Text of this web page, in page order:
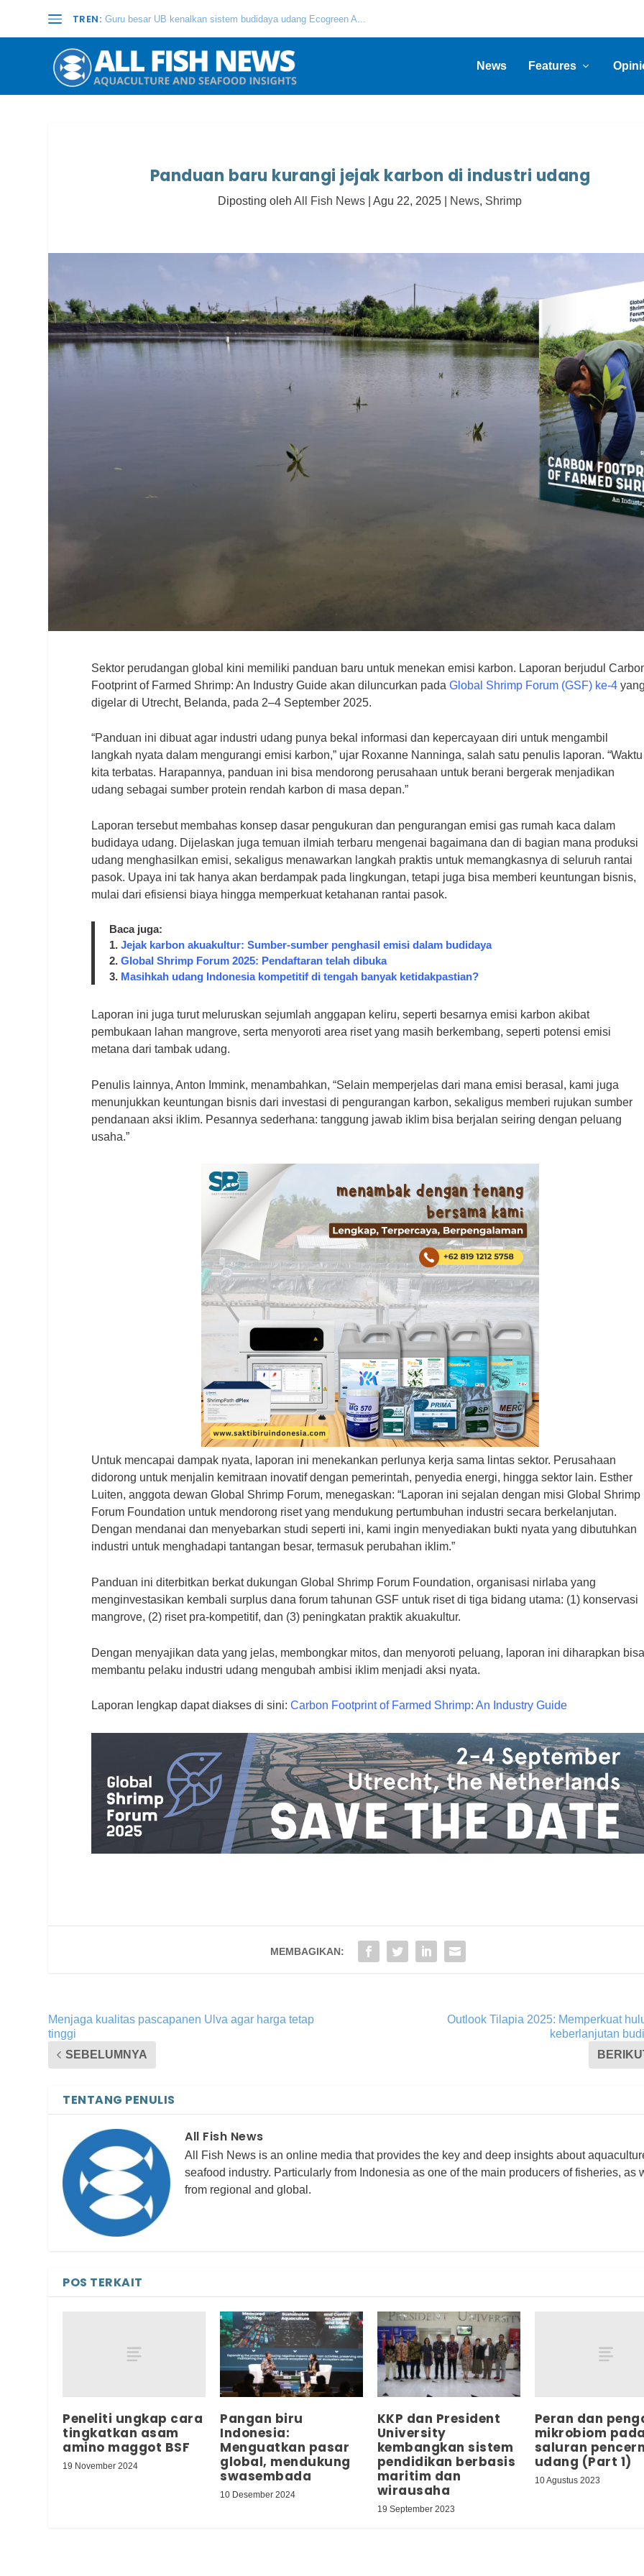
TREN: Guru besar UB kenalkan sistem budidaya udang Ecogreen A...
News Features
Panduan baru kurangi jejak karbon di industri udang
Diposting olehAll Fish News |Agu 22, 2025 News, Shrimp
Sektor perudangan global kini memiliki panduan baru untuk menekan emisi karbon. Laporan berjudul
Footprint of Farmed Shrimp: An Industry Guide akan diluncurkan padaGlobal Shrimp Forum (GSF) ke-4
digelar di Utrecht, Belanda, pada 2–4 September 2025.
“Panduan ini dibuat agar industri udang punya bekal informasi dan kepercayaan diri untuk mengambil
langkah nyata dalam mengurangi emisi karbon,” ujar Roxanne Nanninga, salah satu penulis laporan. “Waktu
kita terbatas. Harapannya, panduan ini bisa mendorong perusahaan untuk berani bergerak menjadikan
udang sebagai sumber protein rendah karbon di masa depan.”
Laporan tersebut membahas konsep dasar pengukuran dan pengurangan emisi gas rumah kaca dalam
budidaya udang. Dijelaskan juga temuan ilmiah terbaru mengenai bagaimana dan di bagian mana produksi
udang menghasilkan emisi, sekaligus menawarkan langkah praktis untuk memangkasnya di seluruh rantai
pasok. Upaya ini tak hanya akan berdampak pada lingkungan, tetapi juga bisa memberi keuntungan bisnis,
mulai dari efisiensi biaya hingga memperkuat ketahanan rantai pasok.
Baca juga:
1.Jejak karbon akuakultur: Sumber-sumber penghasil emisi dalam budidaya
2.Global Shrimp Forum 2025: Pendaftaran telah dibuka
3. Masihkah udang Indonesia kompetitif di tengah banyak ketidakpastian?
Laporan ini juga turut meluruskan sejumlah anggapan keliru, seperti besarnya emisi karbon akibat
pembukaan lahan mangrove, serta menyoroti area riset yang masih berkembang, seperti potensi emisi
metana dari tambak udang.
Penulis lainnya, Anton Immink, menambahkan, “Selain memperjelas dari mana emisi berasal, kami juga
menunjukkan keuntungan bisnis dari investasi di pengurangan karbon, sekaligus memberi rujukan sumber
pendanaan aksi iklim. Pesannya sederhana: tanggung jawab iklim bisa berjalan seiring dengan peluang
usaha.”
Untuk mencapai dampak nyata, laporan ini menekankan perlunya kerja sama lintas sektor. Perusahaan
didorong untuk menjalin kemitraan inovatif dengan pemerintah, penyedia energi, hingga sektor lain. Esther
Luiten, anggota dewanGlobal Shrimp Forum, menegaskan: “Laporan ini sejalan dengan misiGlobal Shrimp
Forum Foundation untuk mendorong riset yang mendukung pertumbuhan industri secara berkelanjutan.
Dengan mendanai dan menyebarkan studi seperti ini, kami ingin menyediakan bukti nyata yang dibutuhkan
industri untuk menghadapi tantangan besar, termasuk perubahan iklim.”
Panduan ini diterbitkan berkat dukunganGlobal Shrimp Forum Foundation, organisasi nirlaba yang
menginvestasikan kembali surplus dana forum tahunan GSF untuk riset di tiga bidang utama: (1) konservasi
mangrove, (2) riset pra-kompetitif, dan (3) peningkatan praktik akuakultur.
Dengan menyajikan data yang jelas, membongkar mitos, dan menyoroti peluang, laporan ini diharapkan
membantu pelaku industri udang mengubah ambisi iklim menjadi aksi nyata.
Laporan lengkap dapat diakses di sini: Carbon Footprint of Farmed Shrimp: An Industry Guide
MEMBAGIKAN:
Menjaga kualitas pascapanen Ulva agar harga tetap
tinggi
SEBELUMNYA
Outlook Tilapia 2025: Memperkuat
keberlanjutan
TENTANG PENULIS
All Fish News
All Fish News is an online media that provides the key and deep insights about
seafood industry. Particularly from Indonesia as one of the main producers of fisheries, as
from regional and global.
POS TERKAIT
Peneliti ungkap cara
tingkatkan asam
amino maggot BSF
19 November 2024
Pangan biru
Indonesia:
Menguatkan pasar
global, mendukung
swasembada
10 Desember 2024
KKP dan President
University
kembangkan sistem
pendidikan berbasis
maritim dan
wirausaha
19 September 2023
Peran dan
mikrobiom
saluran
udang (Part 1)
10 Agustus 2023